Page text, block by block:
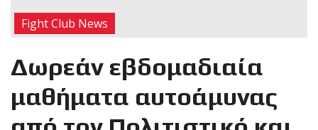
Η Αντωνία
Πρίφτη στο
και πιο
αγώνα της καριέρας της,
διεκδικεί τον 6ο
Fight Club News
Δωρεάν εβδομαδιαία
μαθήματα αυτοάμυνας